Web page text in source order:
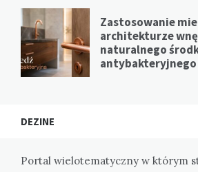
Zastosowanie
architekturze
naturalnego
antybakteryjnego
DEZINE
Portal wielotematyczny w którym